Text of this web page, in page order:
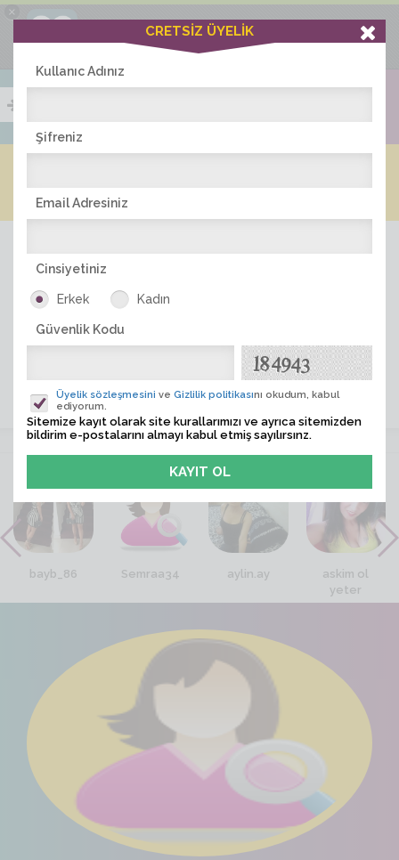
×
Ciddiask Uygulaması
+1 Hafta Gold Üyelik Kazan
Bedava - com.ciddi.ask
İNDİR
ÜYE ARA
VİTRİN
bayb_86 Semraa34 aylin.ay
askim ol
yeter
CRETSİZ ÜYELİK
Kullanıc Adınız
Şifreniz
Email Adresiniz
Cinsiyetiniz
Erkek Kadın
Güvenlik Kodu
Üyelik sözleşmesini ve Gizlilik politikasını okudum, kabul
ediyorum.
Sitemize kayıt olarak site kurallarımızı ve ayrıca sitemizden
bildirim e-postalarını almayı kabul etmiş sayılırsınz.